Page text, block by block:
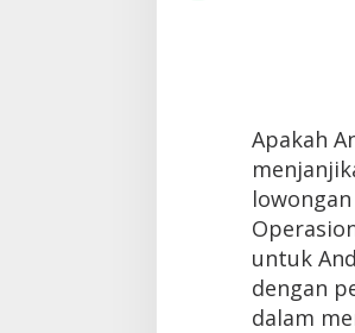
Apakah
untuk
dengan
dalam